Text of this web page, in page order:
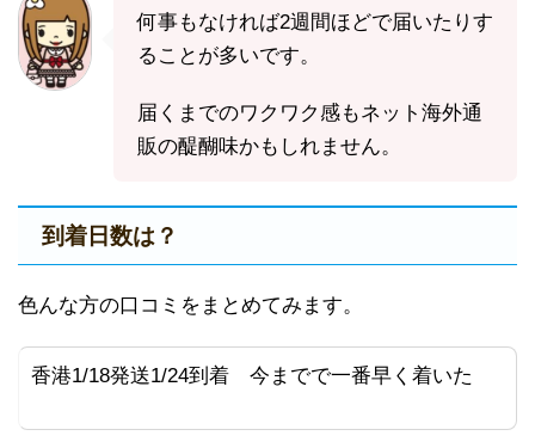
何事もなければ2週間ほどで届いたりす
ることが多いです。
届くまでのワクワク感もネット海外通
販の醍醐味かもしれません。
到着日数は？
色んな方の口コミをまとめてみます。
香港1/18発送1/24到着 今までで一番早く着いた